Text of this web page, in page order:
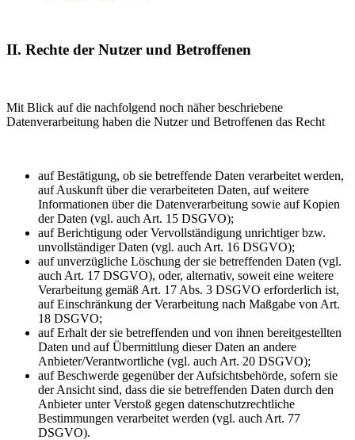
II. Rechte der Nutzer und Betroffenen
Mit Blick auf die nachfolgend noch näher beschriebene
Datenverarbeitung haben die Nutzer und Betroffenen das Recht
auf Bestätigung, ob sie betreffende Daten verarbeitet werden,
auf Auskunft über die verarbeiteten Daten, auf weitere
Informationen über die Datenverarbeitung sowie auf Kopien
der Daten (vgl. auch Art. 15 DSGVO);
auf Berichtigung oder Vervollständigung unrichtiger bzw.
unvollständiger Daten (vgl. auch Art. 16 DSGVO);
auf unverzügliche Löschung der sie betreffenden Daten (vgl.
auch Art. 17 DSGVO), oder, alternativ, soweit eine weitere
Verarbeitung gemäß Art. 17 Abs. 3 DSGVO erforderlich ist,
auf Einschränkung der Verarbeitung nach Maßgabe von Art.
18 DSGVO;
auf Erhalt der sie betreffenden und von ihnen bereitgestellten
Daten und auf Übermittlung dieser Daten an andere
Anbieter/Verantwortliche (vgl. auch Art. 20 DSGVO);
auf Beschwerde gegenüber der Aufsichtsbehörde, sofern sie
der Ansicht sind, dass die sie betreffenden Daten durch den
Anbieter unter Verstoß gegen datenschutzrechtliche
Bestimmungen verarbeitet werden (vgl. auch Art. 77
DSGVO).